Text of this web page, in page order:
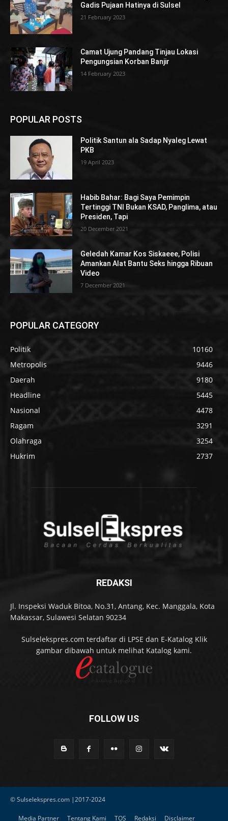
Gadis Pujaan Hatinya di Sulsel
21 February 2023
Camat Ujung Pandang Tinjau Lokasi
Pengungsian Korban Banjir
14 February 2023
POPULAR POSTS
Politik Santun ala Sadap Nyaleg Lewat
PKB
19 April 2023
Habib Bahar: Bagi Saya Pemimpin
Tertinggi TNI Bukan KSAD, Panglima, atau
Presiden, Tapi
20 December 2021
Geledah Kamar Kos Siskaeee, Polisi
Amankan Alat Bantu Seks hingga Ribuan
Video
7 December 2021
POPULAR CATEGORY
Politik
10160
Metropolis
9446
Daerah
9180
Headline
5445
Nasional
4478
Ragam
3291
Olahraga
3254
Hukrim
2737
REDAKSI
Jl. Inspeksi Waduk Bitoa, No.31, Antang, Kec. Manggala, Kota
Makassar, Sulawesi Selatan 90234
Sulselekspres.com terdaftar di LPSE dan E-Katalog Klik
gambar dibawah untuk melihat Katalog kami.
FOLLOW US
© Sulselekspres.com |2017-2024
Media Partner Tentang Kami TOS Redaksi Disclaimer